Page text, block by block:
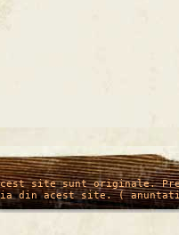
site sunt originale.
din acest site. (